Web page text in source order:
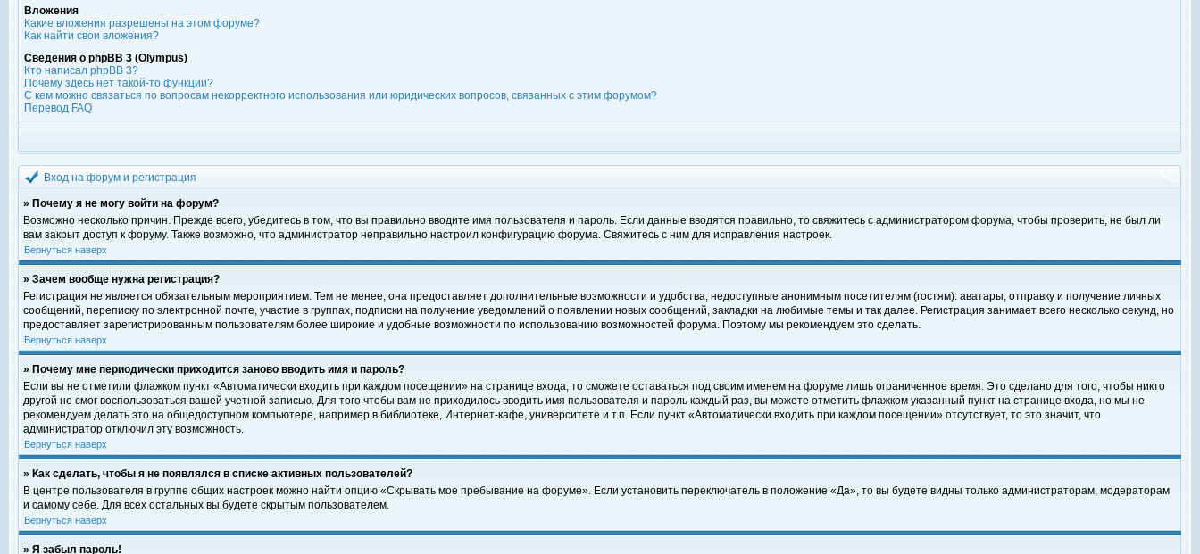
Вложения
Какие вложения разрешены на этом форуме?
Как найти свои вложения?
Сведения о phpBB 3 (Olympus)
Кто написал phpBB 3?
Почему здесь нет такой-то функции?
С кем можно связаться по вопросам некорректного использования или юридических вопросов, связанных с этим форумом?
Перевод FAQ
Вход на форум и регистрация
» Почему я не могу войти на форум?
Возможно несколько причин. Прежде всего, убедитесь в том, что вы правильно вводите имя пользователя и пароль. Если данные вводятся правильно, то свяжитесь с администратором форума, чтобы проверить, не был ли
вам закрыт доступ к форуму. Также возможно, что администратор неправильно настроил конфигурацию форума. Свяжитесь с ним для исправления настроек.
Вернуться наверх
» Зачем вообще нужна регистрация?
Регистрация не является обязательным мероприятием. Тем не менее, она предоставляет дополнительные возможности и удобства, недоступные анонимным посетителям (гостям): аватары, отправку и получение личных
сообщений, переписку по электронной почте, участие в группах, подписки на получение уведомлений о появлении новых сообщений, закладки на любимые темы и так далее. Регистрация занимает всего несколько секунд, но
предоставляет зарегистрированным пользователям более широкие и удобные возможности по использованию возможностей форума. Поэтому мы рекомендуем это сделать.
Вернуться наверх
» Почему мне периодически приходится заново вводить имя и пароль?
Если вы не отметили флажком пункт «Автоматически входить при каждом посещении» на странице входа, то сможете оставаться под своим именем на форуме лишь ограниченное время. Это сделано для того, чтобы никто
другой не смог воспользоваться вашей учетной записью. Для того чтобы вам не приходилось вводить имя пользователя и пароль каждый раз, вы можете отметить флажком указанный пункт на странице входа, но мы не
рекомендуем делать это на общедоступном компьютере, например в библиотеке, Интернет-кафе, университете и т.п. Если пункт «Автоматически входить при каждом посещении» отсутствует, то это значит, что
администратор отключил эту возможность.
Вернуться наверх
» Как сделать, чтобы я не появлялся в списке активных пользователей?
В центре пользователя в группе общих настроек можно найти опцию «Скрывать мое пребывание на форуме». Если установить переключатель в положение «Да», то вы будете видны только администраторам, модераторам
и самому себе. Для всех остальных вы будете скрытым пользователем.
Вернуться наверх
» Я забыл пароль!